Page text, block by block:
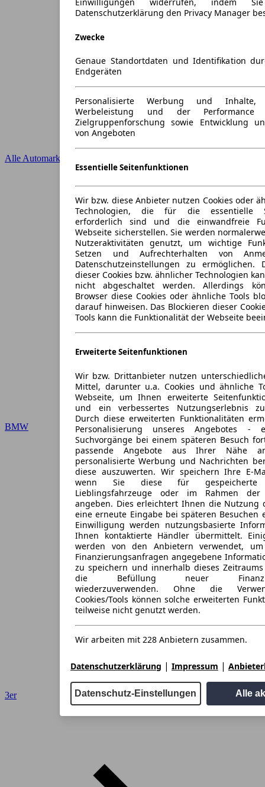
Einwilligungen widerrufen, indem
Datenschutzerklärung den Privacy Manager
Zwecke
Genaue Standortdaten und Identifikation
Endgeräten
Personalisierte Werbung und Inhalte,
Werbeleistung und der
Zielgruppenforschung sowie Entwicklung
von Angeboten
Essentielle Seitenfunktionen
Wir bzw. diese Anbieter nutzen Cookies oder
Technologien, die für die essentielle
erforderlich sind und die einwandfreie
Webseite sicherstellen. Sie werden
Nutzeraktivitäten genutzt, um wichtige
Setzen und Aufrechterhalten von
Datenschutzeinstellungen zu ermöglichen.
dieser Cookies bzw. ähnlicher Technologien
nicht abgeschaltet werden. Allerdings
Browser diese Cookies oder ähnliche Tools
darauf hinweisen. Das Blockieren dieser
Tools kann die Funktionalität der Webseite
Erweiterte Seitenfunktionen
Wir bzw. Drittanbieter nutzen
Mittel, darunter u.a. Cookies und ähnliche
Webseite, um Ihnen erweiterte
und ein verbessertes Nutzungserlebnis
Durch diese erweiterten Funktionalitäten
Personalisierung unseres Angebotes
Suchvorgänge bei einem späteren Besuch
passende Angebote aus Ihrer Nähe
personalisierte Werbung und Nachrichten
diese auszuwerten. Wir speichern Ihre E-
wenn Sie diese für gespeicherte
Lieblingsfahrzeuge oder im Rahmen der
angeben. Dies erleichtert Ihnen die Nutzung
eine erneute Eingabe bei späteren
Einwilligung werden nutzungsbasierte
Ihnen kontaktierte Händler übermittelt.
werden von den Anbietern verwendet,
Finanzierungsanfragen angegebene
zu speichern und innerhalb dieses
die Befüllung neuer
wiederzuverwenden. Ohne die
Cookies/Tools können solche erweiterten
teilweise nicht genutzt werden.
Wir arbeiten mit 228 Anbietern zusammen.
Datenschutzerklärung | Impressum |
Datenschutz-Einstellungen Alle
Alle Automarken
BMW
3er